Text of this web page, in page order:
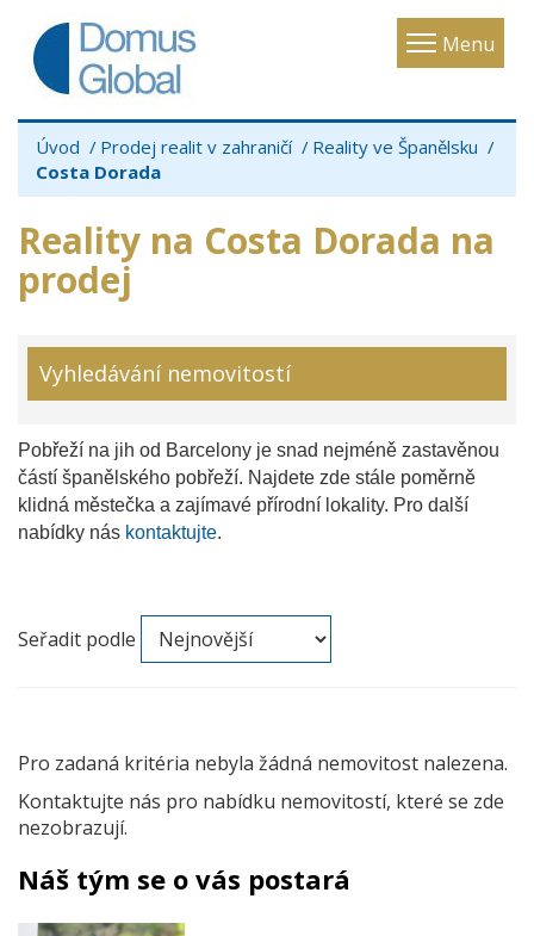
Menu
Toggle
Úvod Prodej realit v zahraničí
Reality ve Španělsku
Costa Dorada
Reality na Costa Dorada na
prodej
Vyhledávání nemovitostí
Pobřeží na jih od Barcelony je snad nejméně zastavěnou
částí španělského pobřeží. Najdete zde stále poměrně
klidná městečka a zajímavé přírodní lokality. Pro další
nabídky nás kontaktujte.
Seřadit podle
Pro zadaná kritéria nebyla žádná nemovitost nalezena.
Kontaktujte nás pro nabídku nemovitostí, které se zde
nezobrazují.
Náš tým se o vás postará